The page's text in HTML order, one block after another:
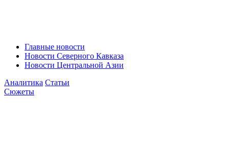
Главные новости
Новости Северного Кавказа
Новости Центральной Азии
Аналитика Статьи
Сюжеты